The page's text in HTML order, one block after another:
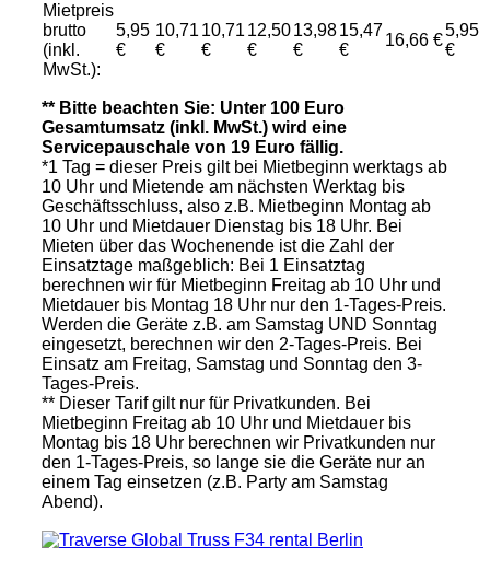
Mietpreis
brutto
(inkl.
MwSt.):
5,95
€
10,71
€
10,71
€
12,50
€
13,98
€
15,47
€
16,66 €
5,95
€
** Bitte beachten Sie: Unter 100 Euro
Gesamtumsatz (inkl. MwSt.) wird eine
Servicepauschale von 19 Euro fällig.
*1 Tag = dieser Preis gilt bei Mietbeginn werktags ab
10 Uhr und Mietende am nächsten Werktag bis
Geschäftsschluss, also z.B. Mietbeginn Montag ab
10 Uhr und Mietdauer Dienstag bis 18 Uhr. Bei
Mieten über das Wochenende ist die Zahl der
Einsatztage maßgeblich: Bei 1 Einsatztag
berechnen wir für Mietbeginn Freitag ab 10 Uhr und
Mietdauer bis Montag 18 Uhr nur den 1-Tages-Preis.
Werden die Geräte z.B. am Samstag UND Sonntag
eingesetzt, berechnen wir den 2-Tages-Preis. Bei
Einsatz am Freitag, Samstag und Sonntag den 3-
Tages-Preis.
** Dieser Tarif gilt nur für Privatkunden. Bei
Mietbeginn Freitag ab 10 Uhr und Mietdauer bis
Montag bis 18 Uhr berechnen wir Privatkunden nur
den 1-Tages-Preis, so lange sie die Geräte nur an
einem Tag einsetzen (z.B. Party am Samstag
Abend).